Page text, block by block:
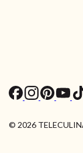
© 2026